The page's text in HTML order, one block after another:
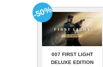
007 FIRST LIGHT
DELUXE EDITION
-50%